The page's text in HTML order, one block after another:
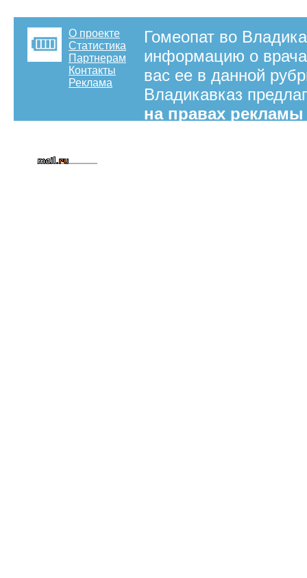
О проекте
Статистика
Партнерам
Контакты
Реклама
Гомеопат во
информацию о
вас ее в данной
Владикавказ
на правах рекламы